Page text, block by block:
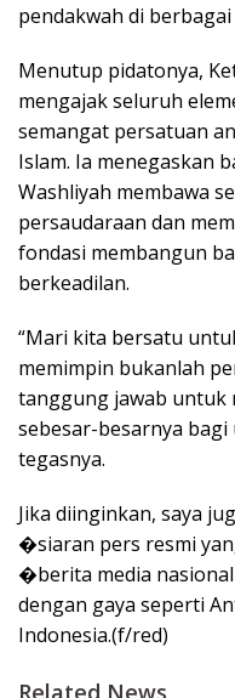
pendakwah di
Menutup pidatonya,
mengajak seluruh
semangat persatuan
Islam. Ia menegaskan
Washliyah membawa
persaudaraan dan
fondasi membangun
berkeadilan.
“Mari kita bersatu
memimpin bukanlah
tanggung jawab untuk
sebesar-besarnya bagi
tegasnya.
Jika diinginkan, saya
�⁠siaran pers resmi
�⁠berita media
dengan gaya seperti
Indonesia.(f/red)
Related News